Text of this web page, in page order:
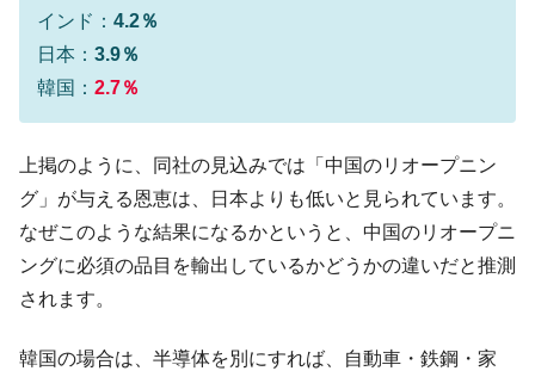
『Money1』
JPモルガン「韓国レバレッジETFの清算は
ほぼ終わった」
『Money1』
発。
『Money1』
韓国政府「ニセＫ-ブランドを通報しようキ
ャンペーン」⇒ あの名物教授も登場！
『Money1』
韓国「橋が落ちました」⇒ 耐久性「なさす
ぎ」では。
『Money1』
『Money1』
米国下院「韓国の公務員個人をターゲット
インド： 4.2％
日本： 3.9％
韓国： 2.7％
上掲のように、同社の見込みでは「中国のリオープニン
グ」が与える恩恵は、日本よりも低いと見られています。
なぜこのような結果になるかというと、中国のリオープニ
ングに必須の品目を輸出しているかどうかの違いだと推測
されます。
韓国の場合は、半導体を別にすれば、自動車・鉄鋼・家